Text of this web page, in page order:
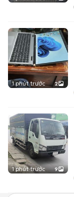
1 phút trước 2
1 phút trước 9